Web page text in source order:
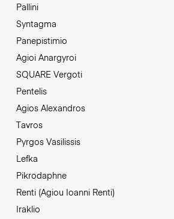
Pallini
Syntagma
Panepistimio
Agioi Anargyroi
SQUARE Vergoti
Pentelis
Agios Alexandros
Tavros
Pyrgos Vasilissis
Lefka
Pikrodaphne
Renti (Agiou Ioanni Renti)
Iraklio